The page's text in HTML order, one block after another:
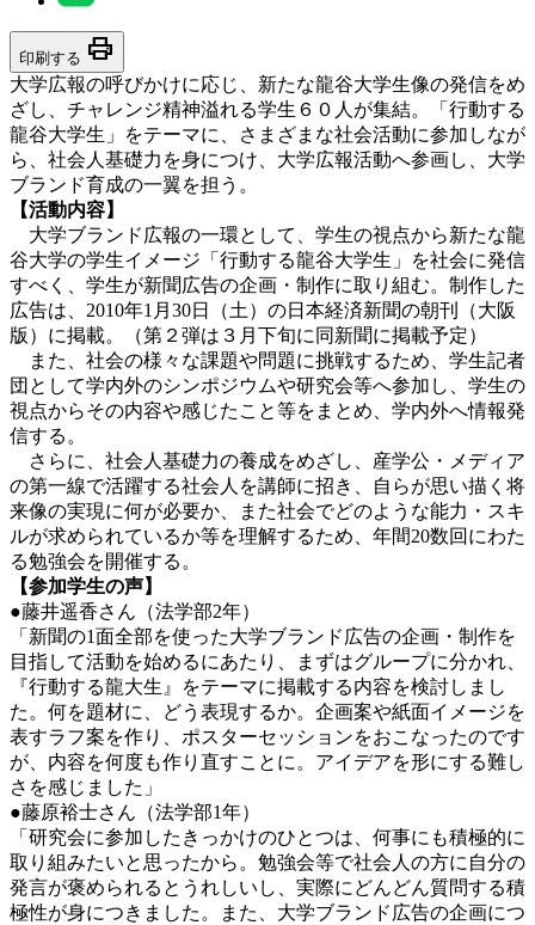
印刷する print
大学広報の呼びかけに応じ、新たな龍谷大学生像の発信をめ
ざし、チャレンジ精神溢れる学生６０人が集結。「行動する
龍谷大学生」をテーマに、さまざまな社会活動に参加しなが
ら、社会人基礎力を身につけ、大学広報活動へ参画し、大学
ブランド育成の一翼を担う。
【活動内容】
大学ブランド広報の一環として、学生の視点から新たな龍
谷大学の学生イメージ「行動する龍谷大学生」を社会に発信
すべく、学生が新聞広告の企画・制作に取り組む。制作した
広告は、2010年1月30日（土）の日本経済新聞の朝刊（大阪
版）に掲載。（第２弾は３月下旬に同新聞に掲載予定）
また、社会の様々な課題や問題に挑戦するため、学生記者
団として学内外のシンポジウムや研究会等へ参加し、学生の
視点からその内容や感じたこと等をまとめ、学内外へ情報発
信する。
さらに、社会人基礎力の養成をめざし、産学公・メディア
の第一線で活躍する社会人を講師に招き、自らが思い描く将
来像の実現に何が必要か、また社会でどのような能力・スキ
ルが求められているか等を理解するため、年間20数回にわた
る勉強会を開催する。
【参加学生の声】
●藤井遥香さん（法学部2年）
「新聞の1面全部を使った大学ブランド広告の企画・制作を
目指して活動を始めるにあたり、まずはグループに分かれ、
『行動する龍大生』をテーマに掲載する内容を検討しまし
た。何を題材に、どう表現するか。企画案や紙面イメージを
表すラフ案を作り、ポスターセッションをおこなったのです
が、内容を何度も作り直すことに。アイデアを形にする難し
さを感じました」
●藤原裕士さん（法学部1年）
「研究会に参加したきっかけのひとつは、何事にも積極的に
取り組みたいと思ったから。勉強会等で社会人の方に自分の
発言が褒められるとうれしいし、実際にどんどん質問する積
極性が身につきました。また、大学ブランド広告の企画につ